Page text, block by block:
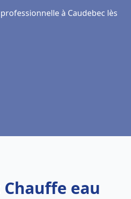
à Caudebec lès
Chauffe eau